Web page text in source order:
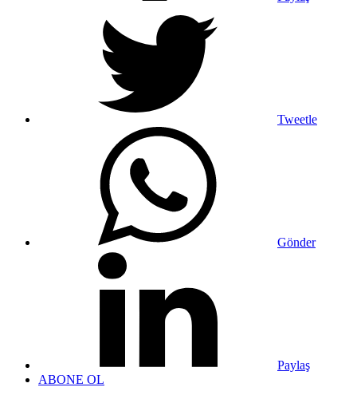
Tweetle
Gönder
Paylaş
ABONE OL